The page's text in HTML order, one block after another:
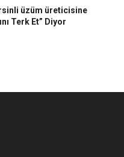
üzüm üreticisine
Terk Et” Diyor